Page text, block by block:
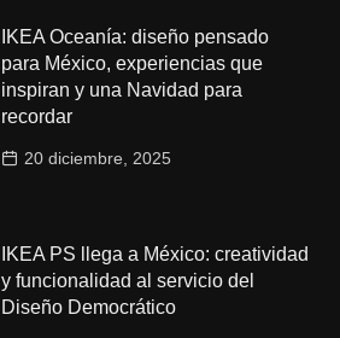
IKEA Oceanía: diseño pensado
para México, experiencias que
inspiran y una Navidad para
recordar
20 diciembre, 2025
IKEA PS llega a México: creatividad
y funcionalidad al servicio del
Diseño Democrático